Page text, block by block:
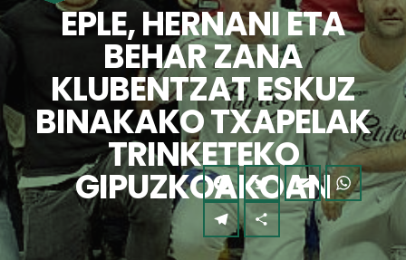
EPLE, HERNANI ETA
BEHAR ZANA
KLUBENTZAT ESKUZ
BINAKAKO TXAPELAK
TRINKETEKO
GIPUZKOAKOAN